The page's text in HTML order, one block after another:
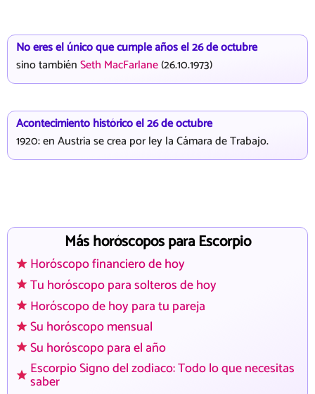
No eres el único que cumple años el 26 de octubre
sino tambiénSeth MacFarlane(26.10.1973)
Acontecimiento histórico el 26 de octubre
1920: en Austria se crea por ley la Cámara de Trabajo.
Más horóscopos para Escorpio
Horóscopo financiero de hoy
Tu horóscopo para solteros de hoy
Horóscopo de hoy para tu pareja
Su horóscopo mensual
Su horóscopo para el año
Escorpio Signo del zodiaco: Todo lo que necesitas
saber